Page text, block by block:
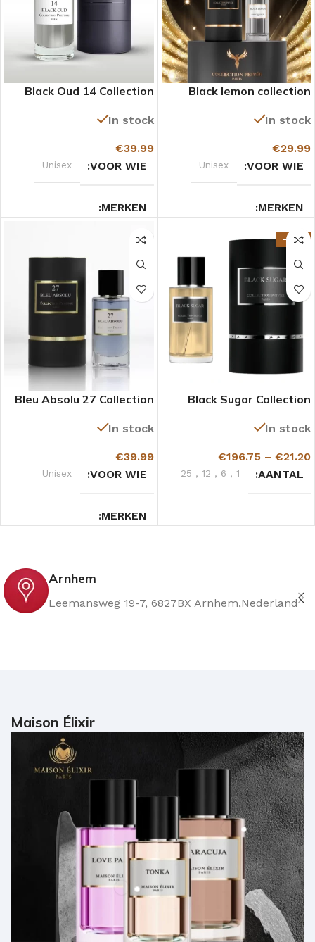
Black lemon collection
In stock
€29.99
VOOR WIE
Unisex
MERKEN
Collection privée
GEURTYPE
Black Oud 14 Collection
In stock
€39.99
VOOR WIE
Unisex
MERKEN
Collection Prestige
GEURTYPE
Vanille
-27%
Black Sugar Collection
In stock
€21.20
–
€196.75
AANTAL
1
,
6
,
12
,
25
Bleu Absolu 27 Collection
In stock
€39.99
VOOR WIE
Unisex
MERKEN
Arnhem
Leemansweg 19-7, 6827BX Arnhem,Nederland
Maison Élixir